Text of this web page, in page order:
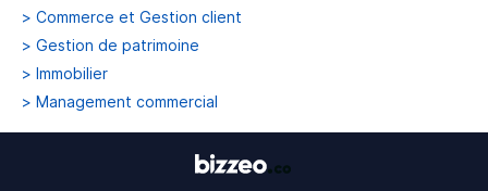
> Commerce et Gestion client
> Gestion de patrimoine
> Immobilier
> Management commercial